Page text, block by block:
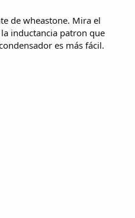
de wheastone. Mira el
inductancia patron que
es más fácil.